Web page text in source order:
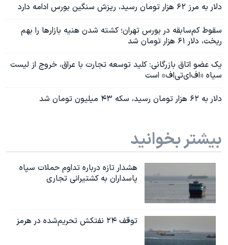
دلار به مرز ۶۲ هزار تومان رسید، ریزش سنگین بورس ادامه دارد
سقوط کم‌سابقه در بورس تهران؛ کشته شدن هنیه بازارها را بهم
ریخت، دلار ۶۱ هزار تومان شد
یک عضو اتاق بازرگانی: کلید توسعه تجارت با عراق، خروج از لیست
سیاه «اف‌‌ای‌تی‌اف» است
دلار به ۶۲ هزار تومان رسید، سکه ۴۳ میلیون تومان شد
بیشتر بخوانید
هشدار تازه درباره تداوم حملات سپاه
پاسداران به کشتیرانی تجاری
توقف ۲۴ نفتکش تحریم‌شده در هرمز